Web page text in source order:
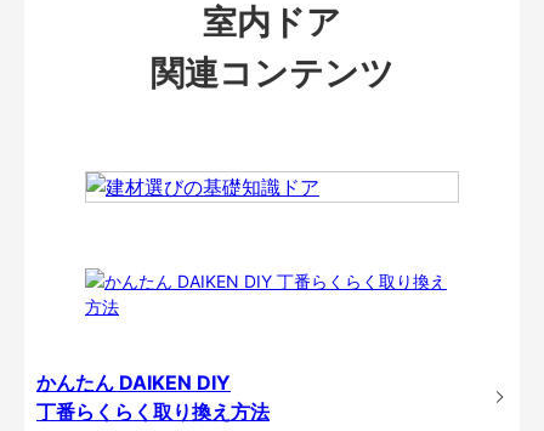
室内ドア
関連コンテンツ
かんたん DAIKEN DIY
丁番らくらく取り換え方法